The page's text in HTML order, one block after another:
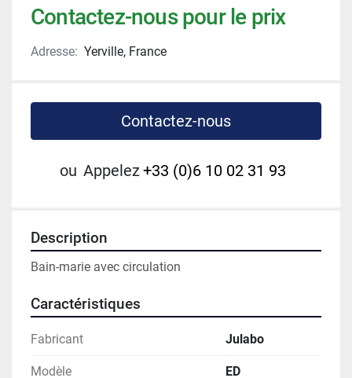
Contactez-nous pour le prix
Adresse: Yerville, France
Contactez-nous
ou Appelez+33 (0)6 10 02 31 93
Description
Bain-marie avec circulation
Caractéristiques
Fabricant Julabo
Modèle ED